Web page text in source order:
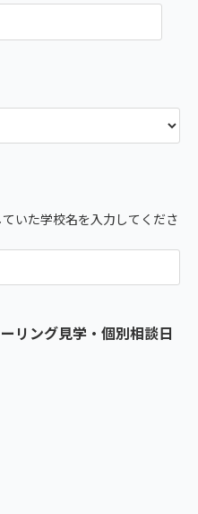
いた学校名を入力してくださ
リング見学・個別相談日